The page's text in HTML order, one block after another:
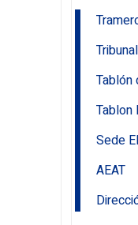
Tablón
Tablon
Sede
AEAT